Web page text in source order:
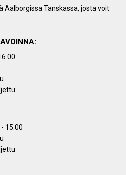
Aalborgissa Tanskassa, josta voit
15.00